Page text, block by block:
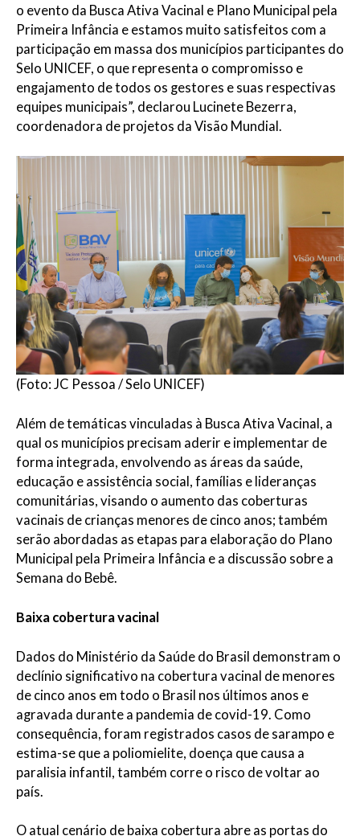
o evento da Busca Ativa Vacinal e Plano Municipal pela
Primeira Infância e estamos muito satisfeitos com a
participação em massa dos municípios participantes do
Selo UNICEF, o que representa o compromisso e
engajamento de todos os gestores e suas respectivas
equipes municipais”, declarou Lucinete Bezerra,
coordenadora de projetos da Visão Mundial.
(Foto: JC Pessoa / Selo UNICEF)
Além de temáticas vinculadas à Busca Ativa Vacinal, a
qual os municípios precisam aderir e implementar de
forma integrada, envolvendo as áreas da saúde,
educação e assistência social, famílias e lideranças
comunitárias, visando o aumento das coberturas
vacinais de crianças menores de cinco anos; também
serão abordadas as etapas para elaboração do Plano
Municipal pela Primeira Infância e a discussão sobre a
Semana do Bebê.
Baixa cobertura vacinal
Dados do Ministério da Saúde do Brasil demonstram o
declínio significativo na cobertura vacinal de menores
de cinco anos em todo o Brasil nos últimos anos e
agravada durante a pandemia de covid-19. Como
consequência, foram registrados casos de sarampo e
estima-se que a poliomielite, doença que causa a
paralisia infantil, também corre o risco de voltar ao
país.
O atual cenário de baixa cobertura abre as portas do